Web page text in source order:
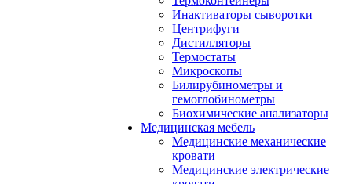
Инактиваторы сыворотки
Центрифуги
Дистилляторы
Термостаты
Микроскопы
Билирубинометры и
гемоглобинометры
Биохимические анализаторы
Медицинская мебель
Медицинские механические
кровати
Медицинские электрические